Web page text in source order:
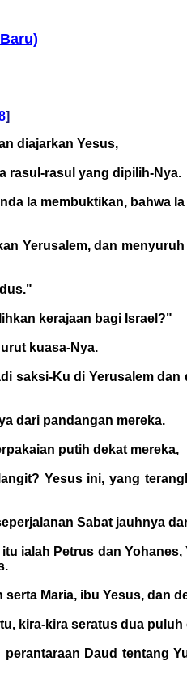
]
diajarkan Yesus,
rasul-rasul yang dipilih-Nya.
Ia membuktikan, bahwa
Yerusalem, dan
kerajaan bagi Israel?"
kuasa-Nya.
saksi-Ku di Yerusalem
dari pandangan mereka.
putih dekat mereka,
Yesus ini, yang
Sabat jauhnya
ialah Petrus dan
Maria, ibu Yesus, dan
kira-kira seratus dua
Daud tentang